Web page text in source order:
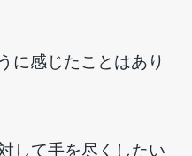
に感じたことはあり
して手を尽くしたい